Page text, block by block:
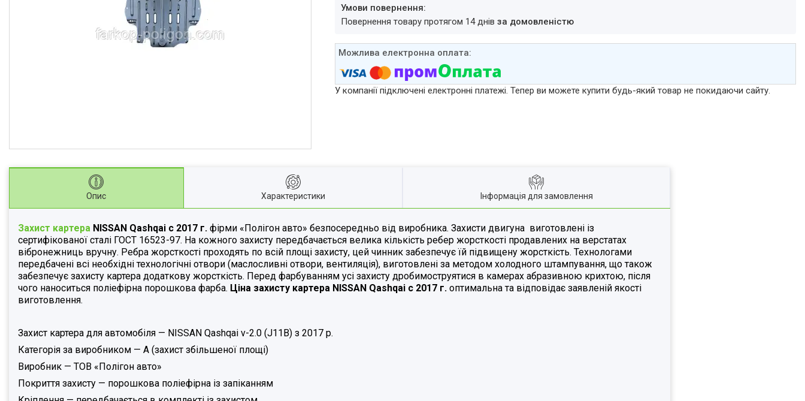
повернення товару протягом 14 днівза домовленістю
У компанії підключені електронні платежі. Тепер ви можете купити будь-який товар не покидаючи сайту.
Опис Характеристики Інформація для замовлення
Захист картера NISSAN Qashqai с 2017 г. фірми «Полігон авто» безпосередньо від виробника. Захисти двигуна виготовлені із
сертифікованої сталі ГОСТ 16523-97. На кожного захисту передбачається велика кількість ребер жорсткості продавлених на верстатах
вібронежниць вручну. Ребра жорсткості проходять по всій площі захисту, цей чинник забезпечує їй підвищену жорсткість. Технологами
передбачені всі необхідні технологічні отвори (маслосливні отвори, вентиляція), виготовлені за методом холодного штампування, що також
забезпечує захисту картера додаткову жорсткість. Перед фарбуванням усі захисту дробимоструятися в камерах абразивною крихтою, після
чого наноситься поліефірна порошкова фарба. Ціна захисту картера NISSAN Qashqai с 2017 г. оптимальна та відповідає заявленій якості
виготовлення.
Захист картера для автомобіля — NISSAN Qashqai v-2.0 (J11B) з 2017 р.
Категорія за виробником — А (захист збільшеної площі)
Виробник — ТОВ «Полігон авто»
Покриття захисту — порошкова поліефірна із запіканням